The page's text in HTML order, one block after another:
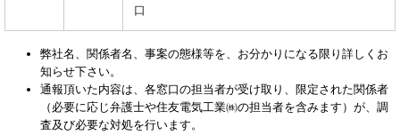
口
弊社名、関係者名、事案の態様等を、お分かりになる限り詳しくお
知らせ下さい。
通報頂いた内容は、各窓口の担当者が受け取り、限定された関係者
（必要に応じ弁護士や住友電気工業㈱の担当者を含みます）が、調
査及び必要な対処を行います。